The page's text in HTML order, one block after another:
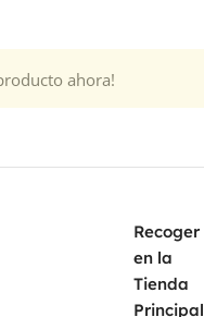
ahora!
Recoger
en la
Tienda
Principal